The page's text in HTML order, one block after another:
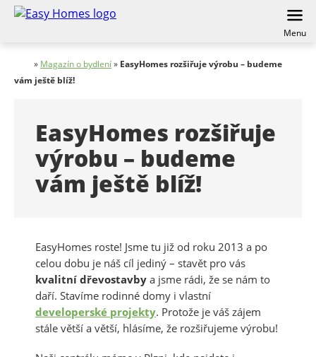
Menu
» Magazín o bydlení» EasyHomes rozšiřuje výrobu – budeme
vám ještě blíž!
EasyHomes rozšiřuje
výrobu – budeme
vám ještě blíž!
EasyHomes roste! Jsme tu již od roku 2013 a po
celou dobu je náš cíl jediný – stavět pro vás
kvalitní dřevostavby a jsme rádi, že se nám to
daří. Stavíme rodinné domy i vlastní
developerské projekty. Protože je váš zájem
stále větší a větší, hlásíme, že rozšiřujeme výrobu!